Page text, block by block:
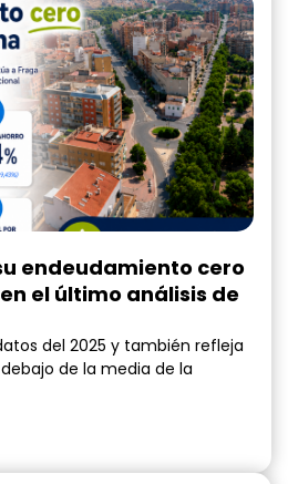
endeudamiento cero
el último análisis de
del 2025 y también refleja
de la media de la